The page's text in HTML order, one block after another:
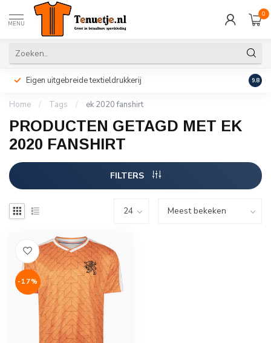
MENU
0
Eigen uitgebreide textieldrukkerij 9.8
Home / Tags / ek 2020 fanshirt
PRODUCTEN GETAGD MET EK
2020 FANSHIRT
FILTERS
-17%